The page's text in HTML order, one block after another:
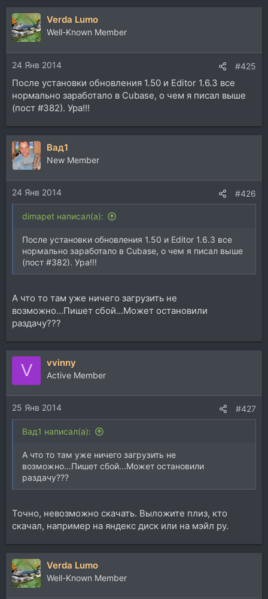
Verda Lumo
Well-Known Member
24 Янв 2014 #425
После установки обновления 1.50 и Editor 1.6.3 все
нормально заработало в Cubase, о чем я писал выше
(пост #382). Ура!!!
Вад1
New Member
24 Янв 2014 #426
dimapet написал(а):
После установки обновления 1.50 и Editor 1.6.3 все
нормально заработало в Cubase, о чем я писал выше
(пост #382). Ура!!!
А что то там уже ничего загрузить не
возможно...Пишет сбой...Может остановили
раздачу???
V vvinny
Active Member
25 Янв 2014 #427
Вад1 написал(а):
А что то там уже ничего загрузить не
возможно...Пишет сбой...Может остановили
раздачу???
Точно, невозможно скачать. Выложите плиз, кто
скачал, например на яндекс диск или на мэйл ру.
Verda Lumo
Well-Known Member